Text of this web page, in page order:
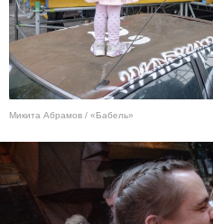
Микита Абрамов / «Бабель»